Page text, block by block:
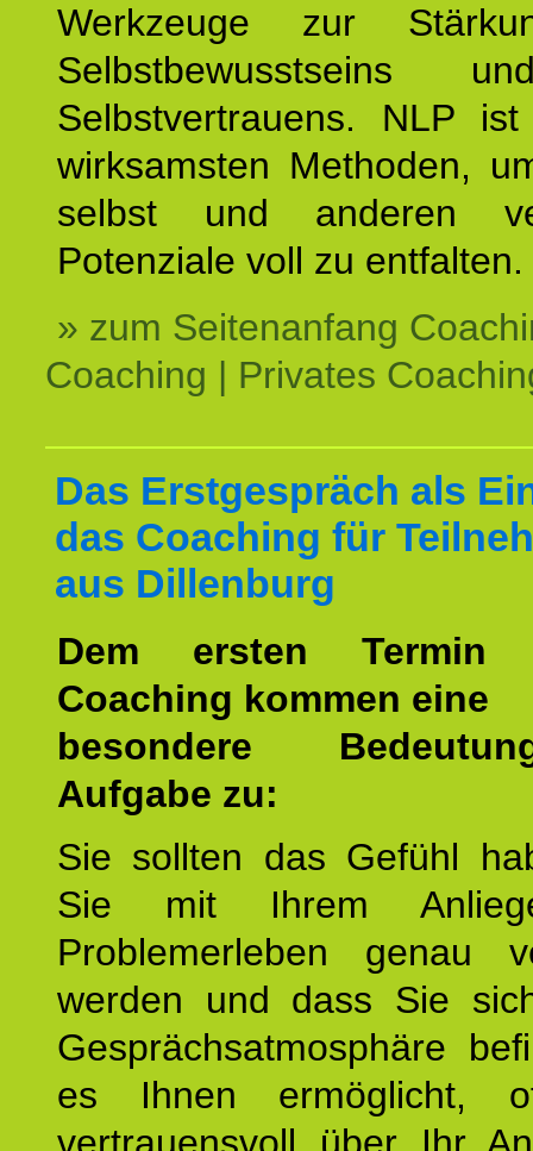
Werkzeuge zur
Selbstbewusstseins
Selbstvertrauens. NLP
wirksamsten Methoden,
selbst und anderen
Potenziale voll zu entfalten.
» zum Seitenanfang
Coaching | Privates
Das Erstgespräch als
das Coaching für
aus Dillenburg
Dem ersten
Coaching kommen eine
besondere
Aufgabe zu:
Sie sollten das Gefühl
Sie mit Ihrem
Problemerleben genau
werden und dass Sie
Gesprächsatmosphäre
es Ihnen ermöglicht,